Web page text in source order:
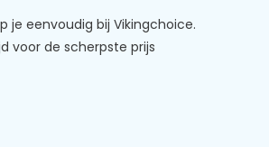
je eenvoudig bij Vikingchoice.
voor de scherpste prijs